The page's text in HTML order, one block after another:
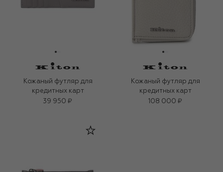
Кожаный футляр для
кредитных карт
39 950 ₽
Кожаный футляр для
кредитных карт
108 000 ₽